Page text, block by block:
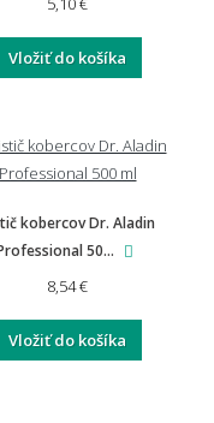
na mieru?
rohože?
Vložiť do košíka
kobercov Dr. Aladin
50...
8,54 €
Vložiť do košíka